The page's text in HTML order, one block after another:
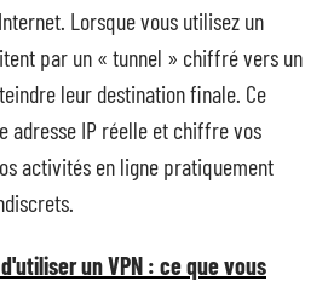
Lorsque vous utilisez un
par un « tunnel » chiffré vers un
leur destination finale. Ce
adresse IP réelle et chiffre vos
activités en ligne pratiquement
un VPN : ce que vous